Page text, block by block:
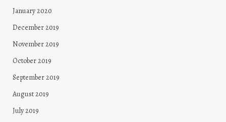
January 2020
December 2019
November 2019
October 2019
September 2019
August 2019
July 2019